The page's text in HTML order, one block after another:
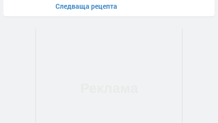
Следваща рецепта